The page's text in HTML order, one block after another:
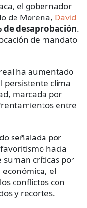
el gobernador
de Morena, David
de desaprobación.
de mandato
ha aumentado
persistente clima
marcada por
entre
señalada por
hacia
suman críticas por
el
conflictos con
y recortes.